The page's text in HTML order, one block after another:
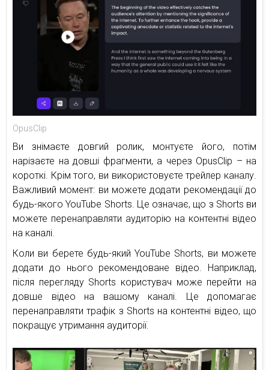
OpusClip
Ви знімаєте довгий ролик, монтуєте його, потім
нарізаєте на довші фрагменти, а через OpusClip – на
короткі. Крім того, ви використовуєте трейлер каналу.
Важливий момент: ви можете додати рекомендації до
будь-якого YouTube Shorts. Це означає, що з Shorts ви
можете перенаправляти аудиторію на контентні відео
на каналі.
Коли ви берете будь-який YouTube Shorts, ви можете
додати до нього рекомендоване відео. Наприклад,
після перегляду Shorts користувач може перейти на
довше відео на вашому каналі. Це допомагає
перенаправляти трафік з Shorts на контентні відео, що
покращує утримання аудиторії.